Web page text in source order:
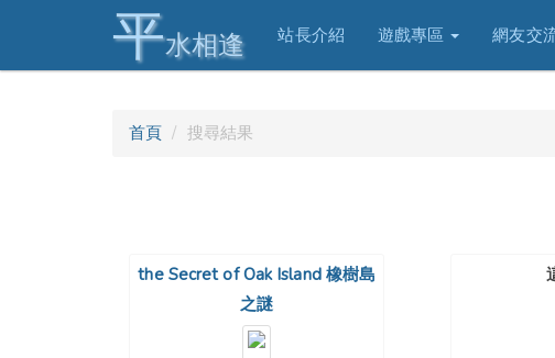
平水相逢 站長介紹 遊戲專區 網友交
首頁 搜尋結果
the Secret of Oak Island 橡樹島
之謎